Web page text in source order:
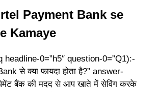
Payment Bank se
Kamaye
headline-0=”h5″ question-0=”Q1):-
से क्या फायदा होता है?” answer-
बैंक की मदद से आप खाते में सेविंग करके